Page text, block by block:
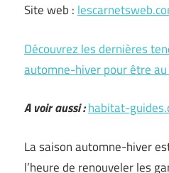
Site web :
Découvrez les dernières
automne-hiver pour être
A voir aussi :habitat-
La saison automne-hiver
l’heure de renouveler les